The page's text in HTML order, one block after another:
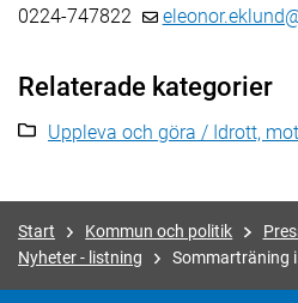
0224-747822
Relaterade kategorier
Uppleva och göra / Idrott,
Start Kommun och politik
Nyheter - listning
Sommarträning